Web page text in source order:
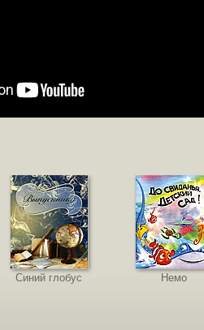
Синий глобус Немо